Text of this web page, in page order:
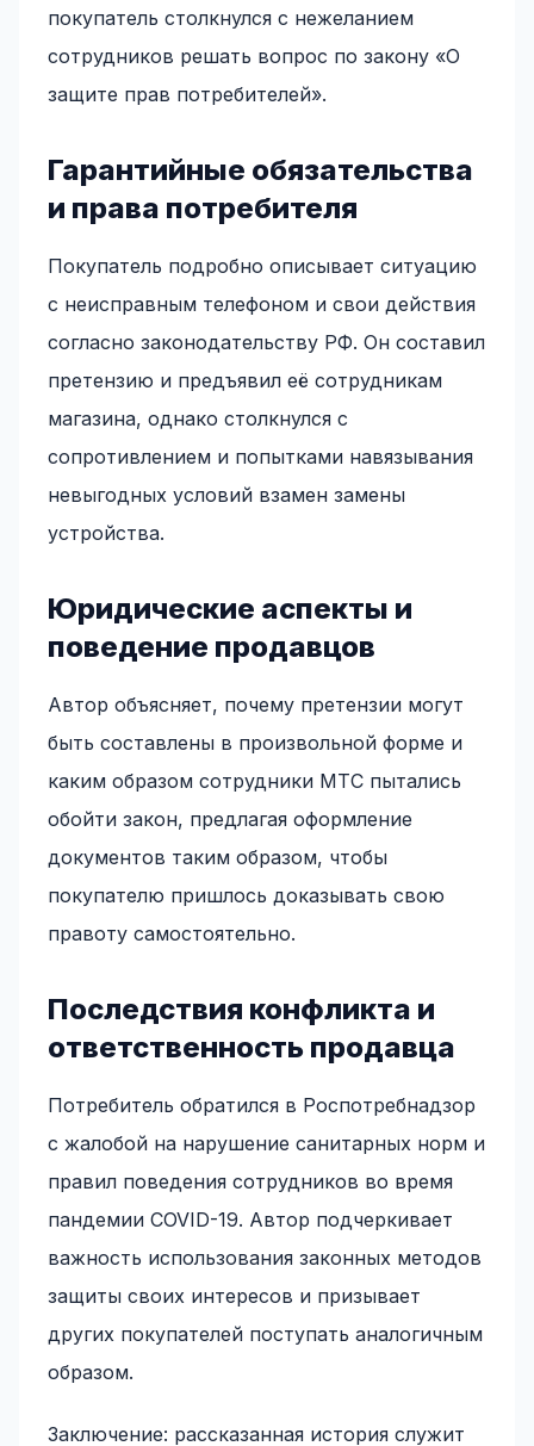
покупатель столкнулся с нежеланием
сотрудников решать вопрос по закону «О
защите прав потребителей».
Гарантийные обязательства
и права потребителя
Покупатель подробно описывает ситуацию
с неисправным телефоном и свои действия
согласно законодательству РФ. Он составил
претензию и предъявил её сотрудникам
магазина, однако столкнулся с
сопротивлением и попытками навязывания
невыгодных условий взамен замены
устройства.
Юридические аспекты и
поведение продавцов
Автор объясняет, почему претензии могут
быть составлены в произвольной форме и
каким образом сотрудники МТС пытались
обойти закон, предлагая оформление
документов таким образом, чтобы
покупателю пришлось доказывать свою
правоту самостоятельно.
Последствия конфликта и
ответственность продавца
Потребитель обратился в Роспотребнадзор
с жалобой на нарушение санитарных норм и
правил поведения сотрудников во время
пандемии COVID-19. Автор подчеркивает
важность использования законных методов
защиты своих интересов и призывает
других покупателей поступать аналогичным
образом.
Заключение: рассказанная история служит